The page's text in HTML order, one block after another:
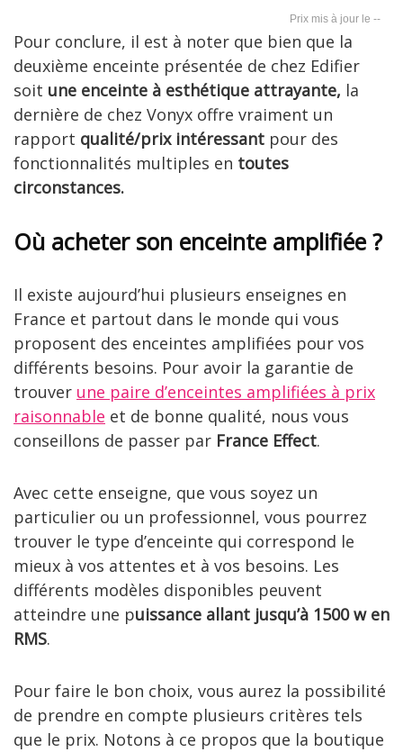
--
Pour conclure, il est à noter que bien que la
deuxième enceinte présentée de chez Edifier
soit une enceinte à esthétique attrayante, la
dernière de chez Vonyx offre vraiment un
rapport qualité/prix intéressant pour des
fonctionnalités multiples en toutes
circonstances.
Où acheter son enceinte amplifiée ?
Il existe aujourd’hui plusieurs enseignes en
France et partout dans le monde qui vous
proposent des enceintes amplifiées pour vos
différents besoins. Pour avoir la garantie de
trouver une paire d’enceintes amplifiées à prix
raisonnable et de bonne qualité, nous vous
conseillons de passer par France Effect.
Avec cette enseigne, que vous soyez un
particulier ou un professionnel, vous pourrez
trouver le type d’enceinte qui correspond le
mieux à vos attentes et à vos besoins. Les
différents modèles disponibles peuvent
atteindre une puissance allant jusqu’à 1500 w en
RMS.
Pour faire le bon choix, vous aurez la possibilité
de prendre en compte plusieurs critères tels
que le prix. Notons à ce propos que la boutique